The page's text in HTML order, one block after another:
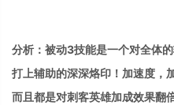
分析：被动3技能是一个对全体
打上辅助的深深烙印！加速度，
而且都是对刺客英雄加成效果翻